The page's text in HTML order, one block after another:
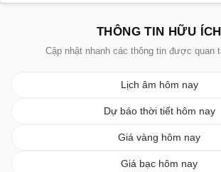
THÔNG TIN HỮU ÍCH
Cập nhật nhanh các thông tin được quan
Lịch âm hôm nay
Dự báo thời tiết hôm nay
Giá vàng hôm nay
Giá bạc hôm nay